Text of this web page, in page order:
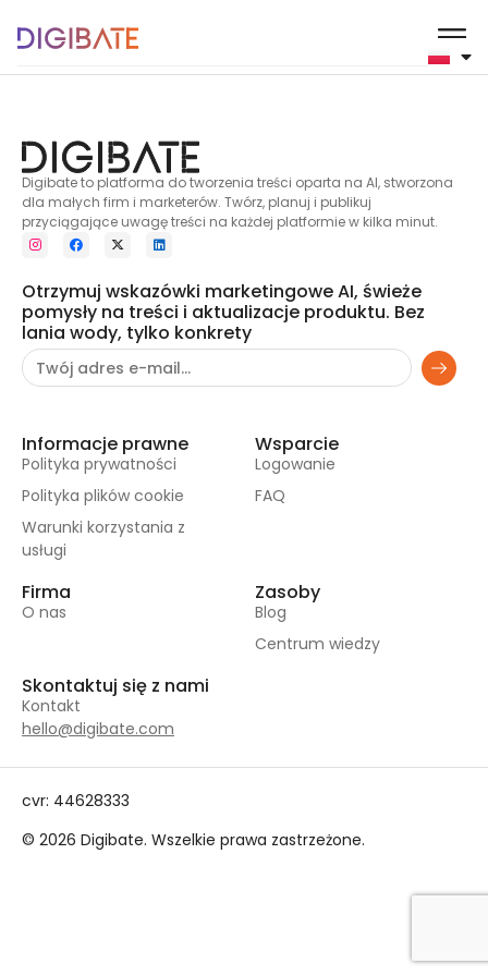
7
Digibate to platforma do tworzenia treści oparta na AI, stworzona
dla małych firm i marketerów. Twórz, planuj i publikuj
przyciągające uwagę treści na każdej platformie w kilka minut.
Otrzymuj wskazówki marketingowe AI, świeże
pomysły na treści i aktualizacje produktu. Bez
lania wody, tylko konkrety
Informacje prawne
Polityka prywatności
Polityka plików cookie
Warunki korzystania z
usługi
Wsparcie
Logowanie
FAQ
Firma
O nas
Zasoby
Blog
Centrum wiedzy
Skontaktuj się z nami
Kontakt
hello@digibate.com
cvr: 44628333
© 2026 Digibate. Wszelkie prawa zastrzeżone.